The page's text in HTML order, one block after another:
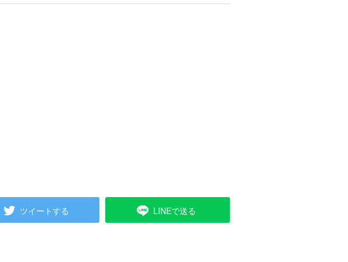
ツイートする LINEで送る